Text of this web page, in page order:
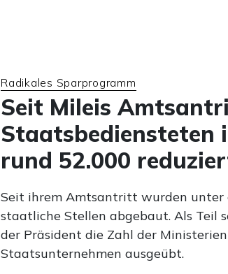
Radikales Sparprogramm
Seit Mileis
Staatsbediensteten
rund 52.000
Seit ihrem Amtsantritt wurden unter
staatliche Stellen abgebaut. Als Teil
der Präsident die Zahl der
Staatsunternehmen ausgeübt.